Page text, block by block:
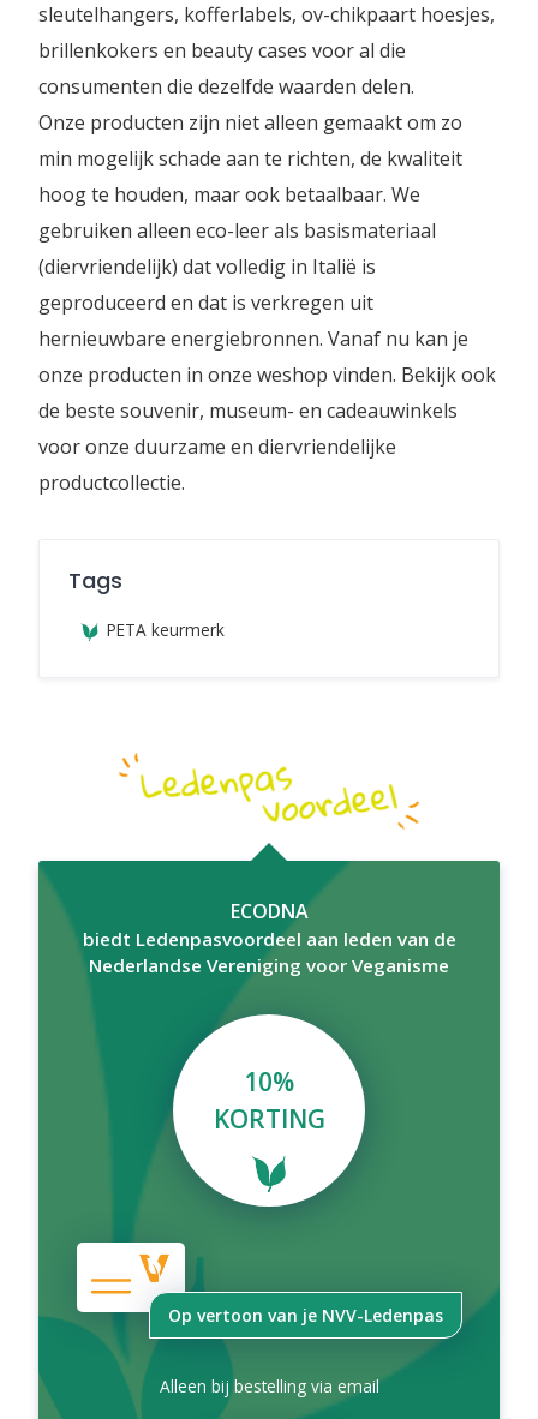
sleutelhangers, kofferlabels, ov-chikpaart hoesjes,
brillenkokers en beauty cases voor al die
consumenten die dezelfde waarden delen.
Onze producten zijn niet alleen gemaakt om zo
min mogelijk schade aan te richten, de kwaliteit
hoog te houden, maar ook betaalbaar. We
gebruiken alleen eco-leer als basismateriaal
(diervriendelijk) dat volledig in Italië is
geproduceerd en dat is verkregen uit
hernieuwbare energiebronnen. Vanaf nu kan je
onze producten in onze weshop vinden. Bekijk ook
de beste souvenir, museum- en cadeauwinkels
voor onze duurzame en diervriendelijke
productcollectie.
Tags
PETA keurmerk
ECODNA
biedt Ledenpasvoordeel aan leden van de
Nederlandse Vereniging voor Veganisme
10%
KORTING
Op vertoon van je NVV-Ledenpas
Alleen bij bestelling via email